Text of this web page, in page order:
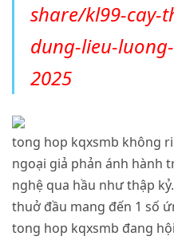
share/kl99-cay-
dung-lieu-
2025
tong hop kqxsmb không
ngoại giả phản ánh hành
nghệ qua hầu như thập
thuở đầu mang đến 1 số
tong hop kqxsmb đang